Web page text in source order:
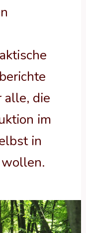
alle, die
im
in